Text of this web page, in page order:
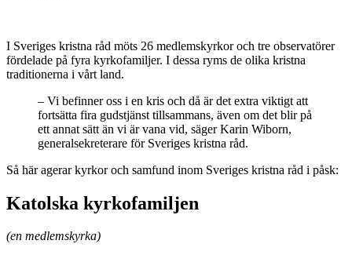
I Sveriges kristna råd möts 26 medlemskyrkor och tre observatörer
fördelade på fyra kyrkofamiljer. I dessa ryms de olika kristna
traditionerna i vårt land.
– Vi befinner oss i en kris och då är det extra viktigt att
fortsätta fira gudstjänst tillsammans, även om det blir på
ett annat sätt än vi är vana vid, säger Karin Wiborn,
generalsekreterare för Sveriges kristna råd.
Så här agerar kyrkor och samfund inom Sveriges kristna råd i påsk:
Katolska kyrkofamiljen
(en medlemskyrka)